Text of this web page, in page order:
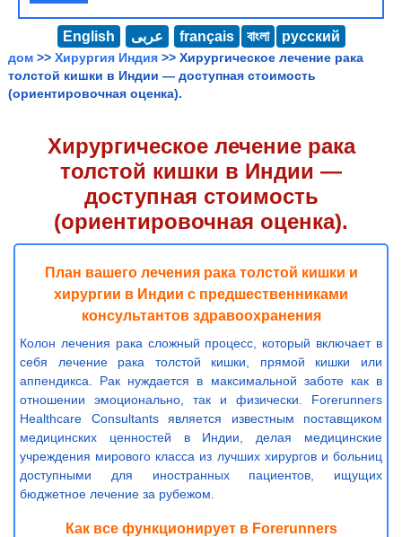
English عربى français বাংলা русский
дом >> Хирургия Индия >> Хирургическое лечение рака
толстой кишки в Индии — доступная стоимость
(ориентировочная оценка).
Хирургическое лечение рака
толстой кишки в Индии —
доступная стоимость
(ориентировочная оценка).
План вашего лечения рака толстой кишки и
хирургии в Индии с предшественниками
консультантов здравоохранения
Колон лечения рака сложный процесс, который включает в
себя лечение рака толстой кишки, прямой кишки или
аппендикса. Рак нуждается в максимальной заботе как в
отношении эмоционально, так и физически. Forerunners
Healthcare Consultants является известным поставщиком
медицинских ценностей в Индии, делая медицинские
учреждения мирового класса из лучших хирургов и больниц
доступными для иностранных пациентов, ищущих
бюджетное лечение за рубежом.
Как все функционирует в Forerunners